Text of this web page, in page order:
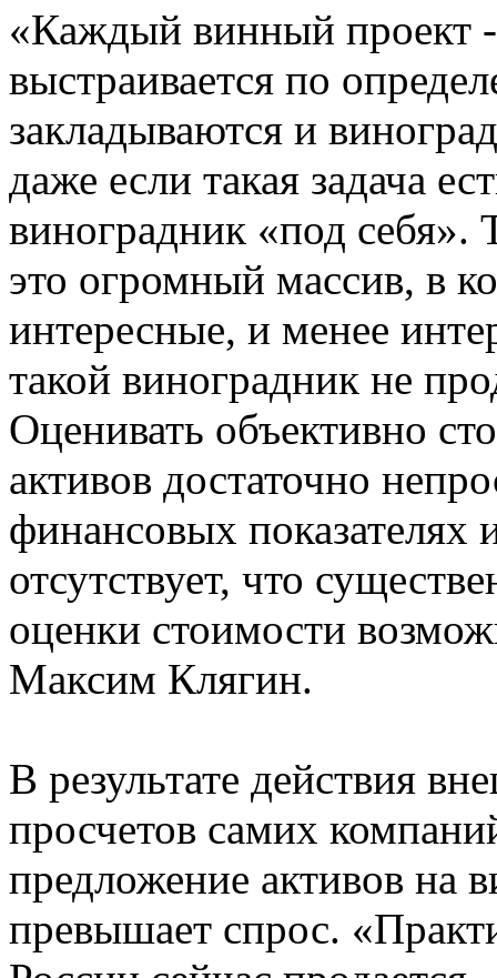
«Каждый винный проект
выстраивается по
закладываются и
даже если такая задача
виноградник «под себя».
это огромный массив, в
интересные, и менее
такой виноградник не
Оценивать объективно
активов достаточно
финансовых показателях
отсутствует, что
оценки стоимости
Максим Клягин.
В результате действия
просчетов самих
предложение активов на
превышает спрос.